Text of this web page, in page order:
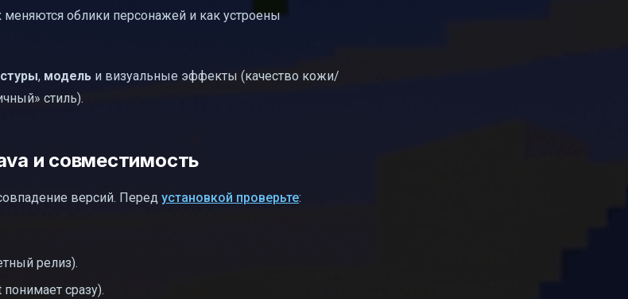
меняются облики персонажей и как устроены
, модель и визуальные эффекты (качество кожи/
стиль).
и совместимость
версий. Перед установкой проверьте:
релиз).
сразу).